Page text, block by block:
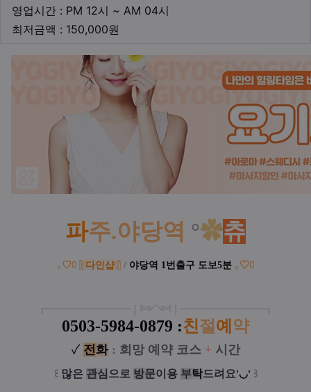
영업시간 : PM 12시 ~ AM 04시
최저금액 : 150,000원
파주.야당역 °✿츄
｡ ♡⩇ ( 다인샵 ) / 야당역 1번출구 도보5분 ｡ ♡⩇
┏━━━━━━━━ ❘༻༺❘ ━━━━━━━━┓
0503-5984-0879 :친절 예 약
✓ 전화 : 희망 예약 코스 + 시간
꒰ 많은 관심 으로 방문이 용 부탁드려요'◡' ꒱